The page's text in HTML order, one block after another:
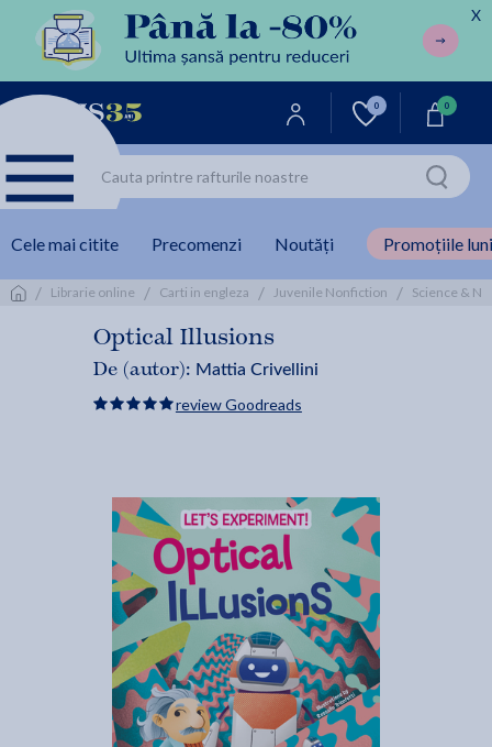
X
0 0
Cele mai citite Precomenzi Noutăți Promoțiile
/ Librarie online / Carti in engleza / Juvenile Nonfiction / Science &
Optical Illusions
De (autor): Mattia Crivellini
review Goodreads